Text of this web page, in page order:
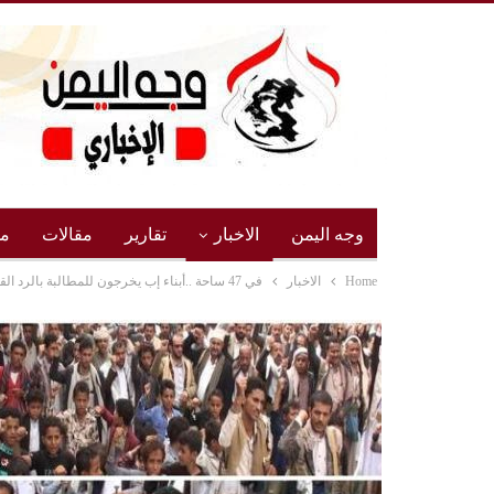
وجه اليمن الاخبار تقارير مقالات
Home الاخبار في 47 ساحة ..أبناء إب يخرجون للمطالبة بالرد القاسي على العدو الصهيوني